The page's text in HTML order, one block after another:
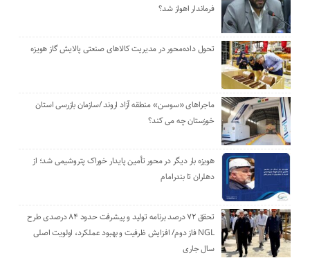
فرماندار اهواز شد؟
تحول داده‌محور در مدیریت کالاهای صنعتی پالایش گاز هویزه
ماجراهای «سوسن» منطقه آزاد اروند /سازمان بازرسی استان
خوزستان چه می کند؟
هویزه بار دیگر در محور تأمین پایدار خوراک پتروشیمی شد؛ از
دهلران تا بندرامام
تحقق ۷۲ درصد برنامه تولید و پیشرفت حدود ۸۴ درصدی طرح
NGL فاز دوم/ افزایش ظرفیت و بهبود عملکرد، اولویت اصلی
سال جاری